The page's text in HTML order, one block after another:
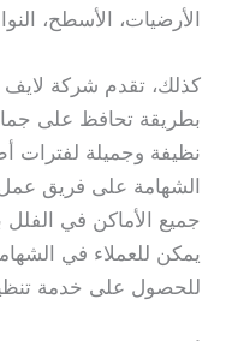
الأرضيات، الأسطح،
كذلك، تقدم شركة
بطريقة تحافظ على
نظيفة وجميلة
الشهامة على فريق
جميع الأماكن في
يمكن للعملاء في
للحصول على خدمة